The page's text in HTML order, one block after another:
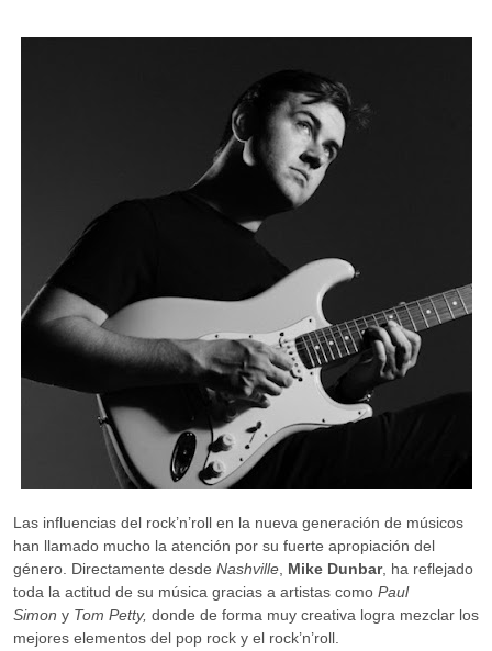
Las influencias del rock’n’roll en la nueva generación de músicos
han llamado mucho la atención por su fuerte apropiación del
género. Directamente desde Nashville, Mike Dunbar, ha reflejado
toda la actitud de su música gracias a artistas como Paul
Simon y Tom Petty, donde de forma muy creativa logra mezclar los
mejores elementos del pop rock y el rock’n’roll.